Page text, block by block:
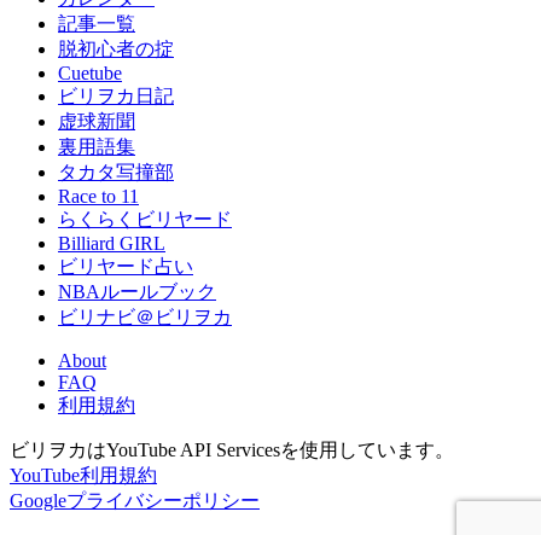
記事一覧
脱初心者の掟
Cuetube
ビリヲカ日記
虚球新聞
裏用語集
タカタ写撞部
Race to 11
らくらくビリヤード
Billiard GIRL
ビリヤード占い
NBAルールブック
ビリナビ＠ビリヲカ
About
FAQ
利用規約
ビリヲカはYouTube API Servicesを使用しています。
YouTube利用規約
Googleプライバシーポリシー